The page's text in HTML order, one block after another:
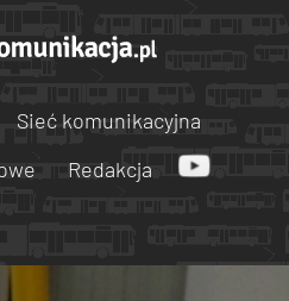
Sieć komunikacyjna
Redakcja